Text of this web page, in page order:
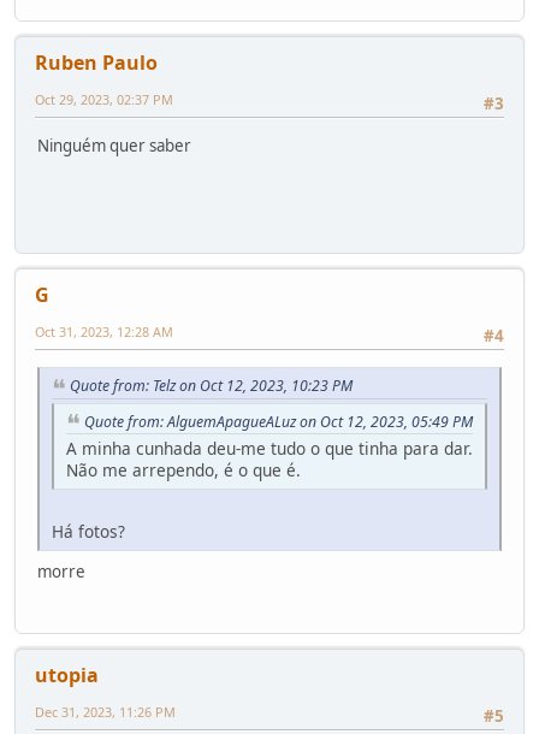
Ruben Paulo
#3
Oct 29, 2023, 02:37 PM
Ninguém quer saber
G
#4
Oct 31, 2023, 12:28 AM
Quote from: Telz on Oct 12, 2023, 10:23 PM
Quote from: AlguemApagueALuz on Oct 12, 2023, 05:49 PM
A minha cunhada deu-me tudo o que tinha para dar.
Não me arrependo, é o que é.
Há fotos?
morre
utopia
#5
Dec 31, 2023, 11:26 PM